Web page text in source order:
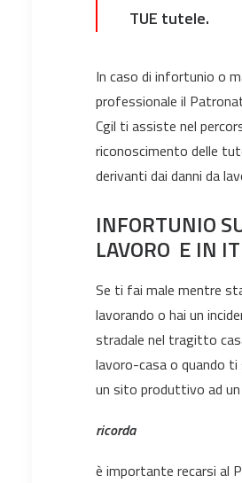
TUE tutele.
In caso di infortunio o
professionale il
Cgil ti assiste nel
riconoscimento delle
derivanti dai danni da
INFORTUNIO
LAVORO E IN
Se ti fai male mentre
lavorando o hai un
stradale nel tragitto
lavoro-casa o quando
un sito produttivo ad
ricorda
è importante recarsi al